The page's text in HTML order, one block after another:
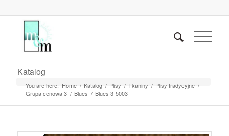
Katalog
You are here: Home / Katalog / Plisy / Tkaniny / Plisy tradycyjne /
Grupa cenowa 3 / Blues / Blues 3-5003